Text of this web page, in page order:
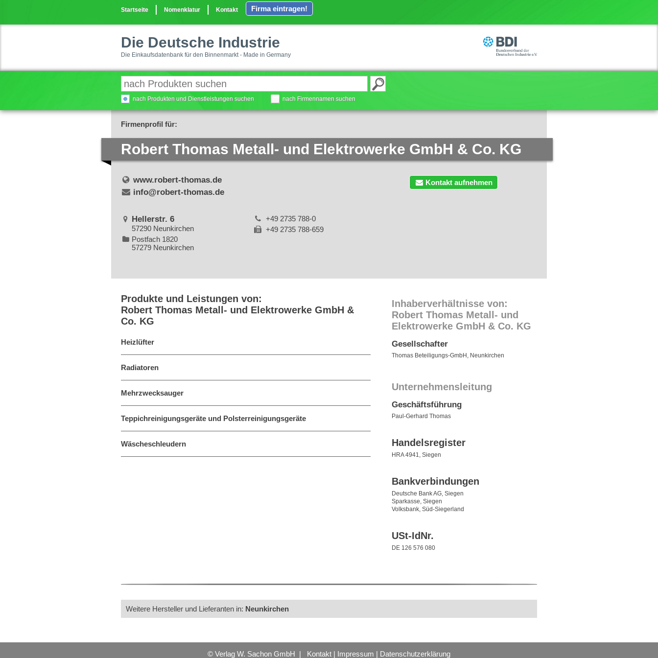
Startseite Nomenklatur Kontakt Firma eintragen!
Die Deutsche Industrie
Die Einkaufsdatenbank für den Binnenmarkt - Made in Germany
nach Produkten und Dienstleistungen suchen nach Firmennamen suchen
Firmenprofil für:
Robert Thomas Metall- und Elektrowerke GmbH & Co. KG
Kontakt aufnehmen
www.robert-thomas.de
info@robert-thomas.de
Hellerstr. 6
57290 Neunkirchen
Postfach 1820
57279 Neunkirchen
+49 2735 788-0
+49 2735 788-659
Produkte und Leistungen von:
Robert Thomas Metall- und Elektrowerke GmbH &
Co. KG
Heizlüfter
Radiatoren
Mehrzwecksauger
Teppichreinigungsgeräte und Polsterreinigungsgeräte
Wäscheschleudern
Inhaberverhältnisse von:
Robert Thomas Metall- und
Elektrowerke GmbH & Co. KG
Gesellschafter
Thomas Beteiligungs-GmbH, Neunkirchen
Unternehmensleitung
Geschäftsführung
Paul-Gerhard Thomas
Handelsregister
HRA 4941, Siegen
Bankverbindungen
Deutsche Bank AG, Siegen
Sparkasse, Siegen
Volksbank, Süd-Siegerland
USt-IdNr.
DE 126 576 080
Weitere Hersteller und Lieferanten in: Neunkirchen
© Verlag W. Sachon GmbH | Kontakt | Impressum | Datenschutzerklärung